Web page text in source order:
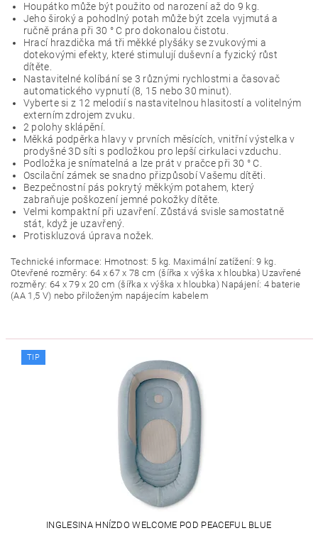
Houpátko může být použito od narození až do 9 kg.
Jeho široký a pohodlný potah může být zcela vyjmutá a
ručně prána při 30 ° C pro dokonalou čistotu.
Hrací hrazdička má tři měkké plyšáky se zvukovými a
dotekovými efekty, které stimulují duševní a fyzický růst
dítěte.
Nastavitelné kolíbání se 3 různými rychlostmi a časovač
automatického vypnutí (8, 15 nebo 30 minut).
Vyberte si z 12 melodií s nastavitelnou hlasitostí a volitelným
externím zdrojem zvuku.
2 polohy sklápění.
Měkká podpěrka hlavy v prvních měsících, vnitřní výstelka v
prodyšné 3D síti s podložkou pro lepší cirkulaci vzduchu.
Podložka je snímatelná a lze prát v pračce při 30 ° C.
Oscilační zámek se snadno přizpůsobí Vašemu dítěti.
Bezpečnostní pás pokrytý měkkým potahem, který
zabraňuje poškození jemné pokožky dítěte.
Velmi kompaktní při uzavření. Zůstává svisle samostatně
stát, když je uzavřený.
Protiskluzová úprava nožek.
Technické informace: Hmotnost: 5 kg. Maximální zatížení: 9 kg.
Otevřené rozměry: 64 x 67 x 78 cm (šířka x výška x hloubka) Uzavřené
rozměry: 64 x 79 x 20 cm (šířka x výška x hloubka) Napájení: 4 baterie
(AA 1,5 V) nebo přiloženým napájecím kabelem
TIP
INGLESINA HNÍZDO WELCOME POD PEACEFUL BLUE